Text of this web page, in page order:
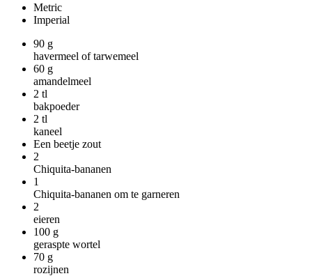
Metric
Imperial
90 g
havermeel of tarwemeel
60 g
amandelmeel
2 tl
bakpoeder
2 tl
kaneel
Een beetje zout
2
Chiquita-bananen
1
Chiquita-bananen om te garneren
2
eieren
100 g
geraspte wortel
70 g
rozijnen